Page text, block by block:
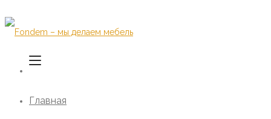
Главная